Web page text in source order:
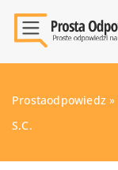
Prostaodpowiedz »
S.C.